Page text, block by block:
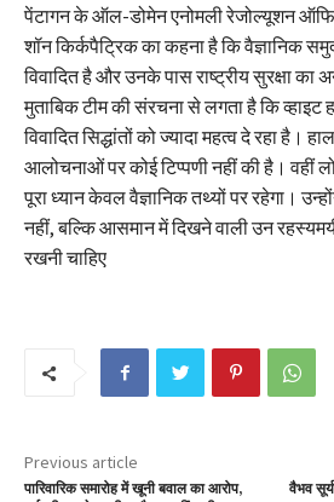
पेंटागन के ऑल-डोमेन एनोमली रेजोल्यूशन
शॉन किर्कपैट्रिक का कहना है कि वैज्ञानिक
विवादित है और उनके पास राष्ट्रीय सुरक्षा
मुताबिक टीम की संरचना से लगता है कि व्हाइट
विवादित सिद्धांतों को ज्यादा महत्व दे रहा है।
आलोचनाओं पर कोई टिप्पणी नहीं की है। वहीं
पूरा ध्यान केवल वैज्ञानिक तथ्यों पर रहेगा।
नहीं, बल्कि आसमान में दिखने वाली उन
रखनी चाहिए
Previous article
पारिवारिक समारोह में खूनी बवाल का आरोप,
वैभव